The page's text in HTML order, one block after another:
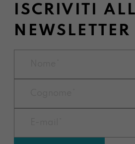
ISCRIVITI
NEWSLETTER